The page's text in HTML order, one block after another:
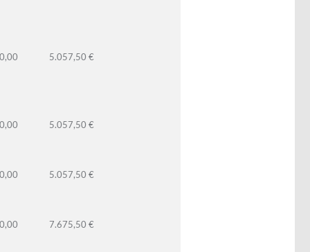
5.057,50 €
5.057,50 €
5.057,50 €
7.675,50 €